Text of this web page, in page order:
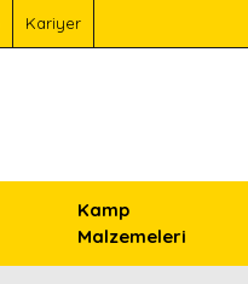
Kariyer
Kamp
Malzemeleri